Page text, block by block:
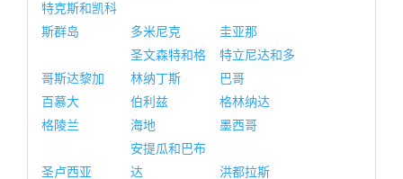
特克斯和凯科
斯群岛
多米尼克 圭亚那
哥斯达黎加
圣文森特和格
林纳丁斯
特立尼达和多
巴哥
百慕大
伯利兹
格林纳达
格陵兰
海地 墨西哥
圣卢西亚
安提瓜和巴布
达
洪都拉斯